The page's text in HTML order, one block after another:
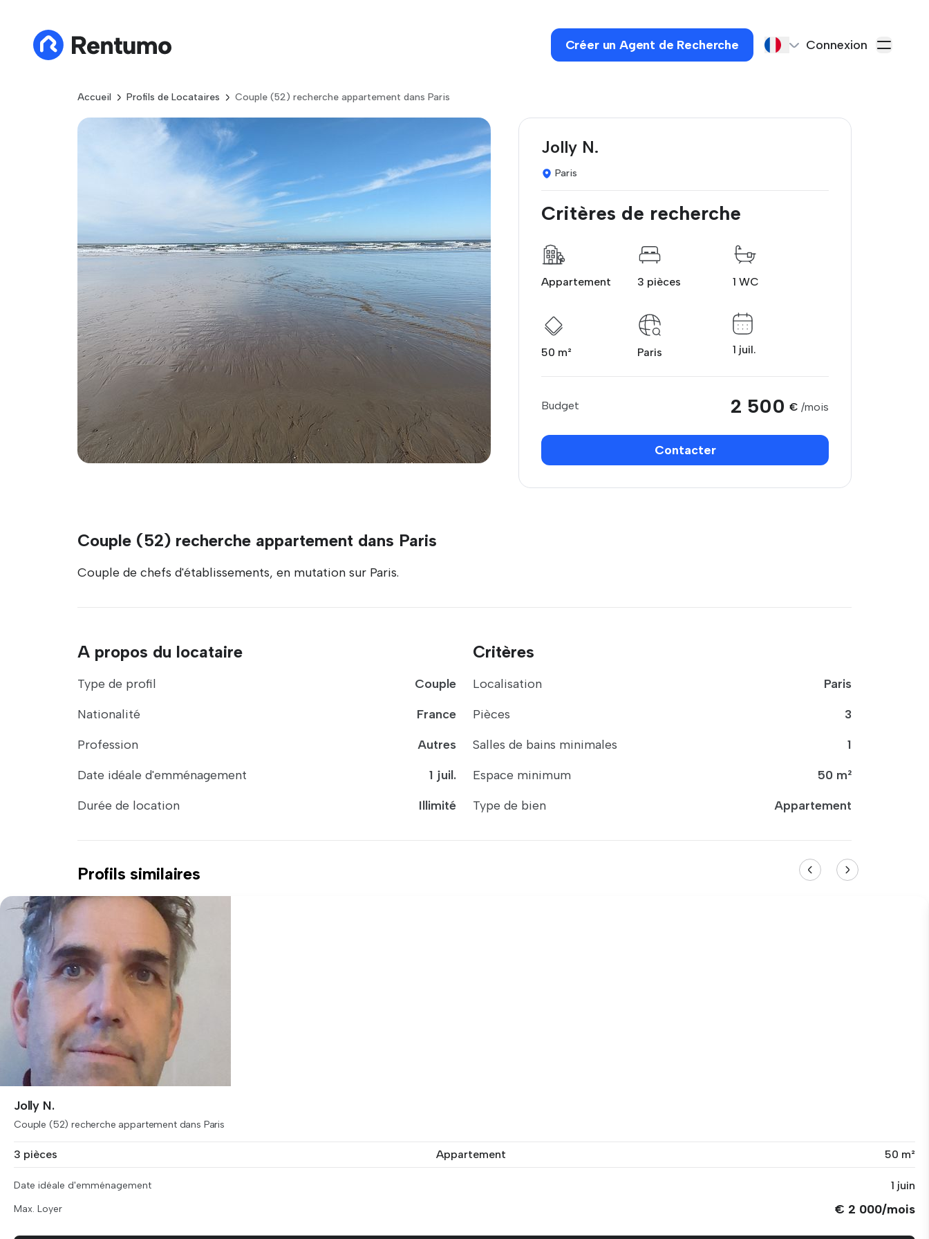
Créer un Agent de Recherche Connexion
Accueil Profils de Locataires Couple (52) recherche appartement dans Paris
Jolly N.
Paris
Critères de recherche
Appartement 3 pièces 1 WC
50 m² Paris 1 juil.
Budget 2 500 € /mois
Contacter
Couple (52) recherche appartement dans Paris
Couple de chefs d'établissements, en mutation sur Paris.
A propos du locataire
Type de profil
Couple
Nationalité
France
Profession
Autres
Date idéale d'emménagement
1 juil.
Durée de location
Illimité
Critères
Localisation
Paris
Pièces
3
Salles de bains minimales
1
Espace minimum
50 m²
Type de bien
Appartement
Profils similaires
Jolly N.
Couple (52) recherche appartement dans Paris
3 pièces Appartement 50 m²
Date idéale d'emménagement 1 juin
Max. Loyer € 2 000/mois